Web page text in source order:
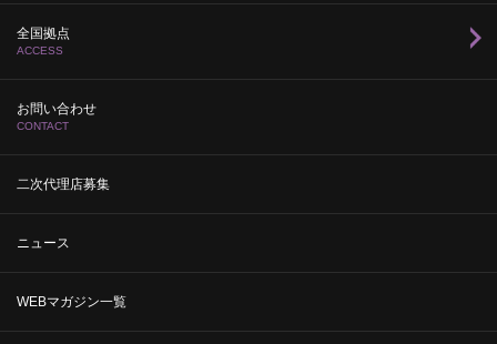
全国拠点
ACCESS
お問い合わせ
CONTACT
二次代理店募集
ニュース
WEBマガジン一覧